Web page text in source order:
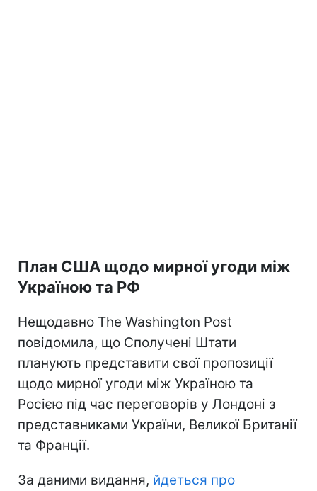
План США щодо мирної угоди між
Україною та РФ
Нещодавно The Washington Post
повідомила, що Сполучені Штати
планують представити свої пропозиції
щодо мирної угоди між Україною та
Росією під час переговорів у Лондоні з
представниками України, Великої Британії
та Франції.
За даними видання, йдеться про